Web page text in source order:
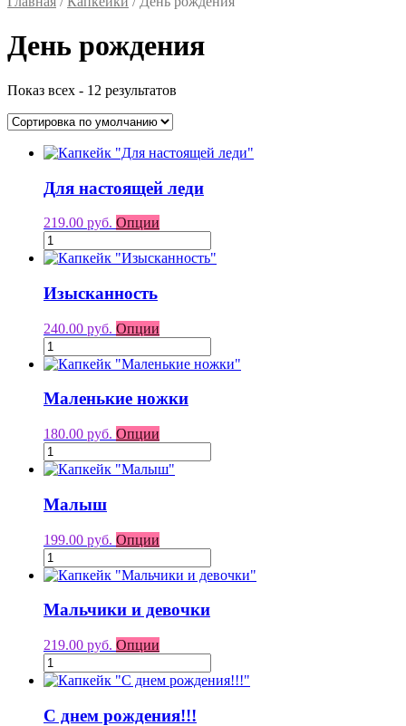
День рождения
Показ всех - 12 результатов
Для настоящей леди
219.00 руб. Опции
Изысканность
240.00 руб. Опции
Маленькие ножки
180.00 руб. Опции
Малыш
199.00 руб. Опции
Мальчики и девочки
219.00 руб. Опции
С днем рождения!!!